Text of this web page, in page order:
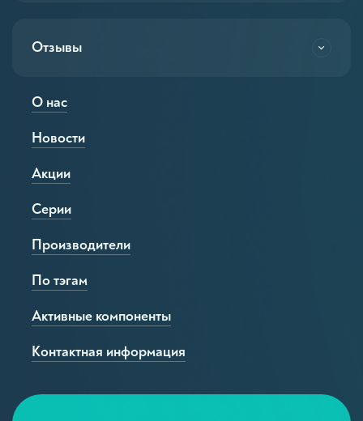
Отзывы
О нас
Новости
Акции
Серии
Производители
По тэгам
Активные компоненты
Контактная информация